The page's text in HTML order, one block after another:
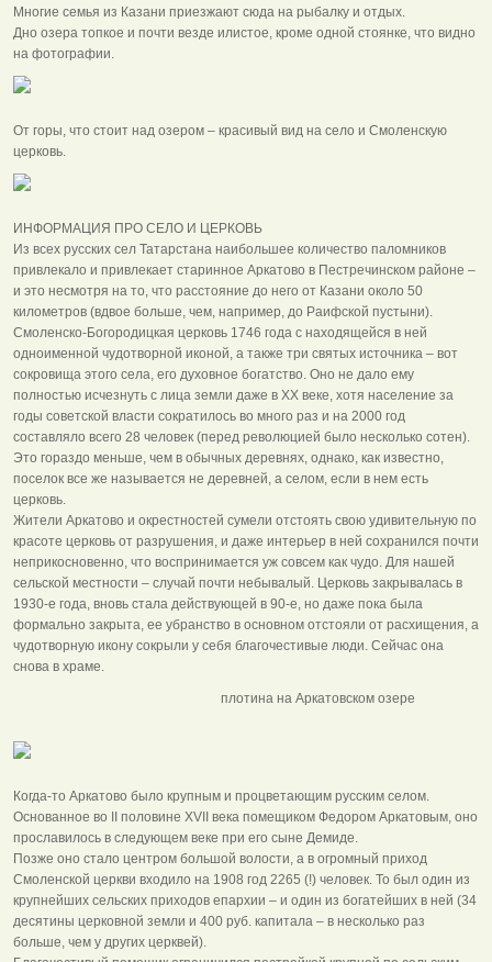
Многие семья из Казани приезжают сюда на рыбалку и отдых.
Дно озера топкое и почти везде илистое, кроме одной стоянке, что видно
на фотографии.
От горы, что стоит над озером – красивый вид на село и Смоленскую
церковь.
ИНФОРМАЦИЯ ПРО СЕЛО И ЦЕРКОВЬ
Из всех русских сел Татарстана наибольшее количество паломников
привлекало и привлекает старинное Аркатово в Пестречинском районе –
и это несмотря на то, что расстояние до него от Казани около 50
километров (вдвое больше, чем, например, до Раифской пустыни).
Смоленско-Богородицкая церковь 1746 года с находящейся в ней
одноименной чудотворной иконой, а также три святых источника – вот
сокровища этого села, его духовное богатство. Оно не дало ему
полностью исчезнуть с лица земли даже в ХХ веке, хотя население за
годы советской власти сократилось во много раз и на 2000 год
составляло всего 28 человек (перед революцией было несколько сотен).
Это гораздо меньше, чем в обычных деревнях, однако, как известно,
поселок все же называется не деревней, а селом, если в нем есть
церковь.
Жители Аркатово и окрестностей сумели отстоять свою удивительную по
красоте церковь от разрушения, и даже интерьер в ней сохранился почти
неприкосновенно, что воспринимается уж совсем как чудо. Для нашей
сельской местности – случай почти небывалый. Церковь закрывалась в
1930-е года, вновь стала действующей в 90-е, но даже пока была
формально закрыта, ее убранство в основном отстояли от расхищения, а
чудотворную икону сокрыли у себя благочестивые люди. Сейчас она
снова в храме.
плотина на Аркатовском озере
Когда-то Аркатово было крупным и процветающим русским селом.
Основанное во II половине XVII века помещиком Федором Аркатовым, оно
прославилось в следующем веке при его сыне Демиде.
Позже оно стало центром большой волости, а в огромный приход
Смоленской церкви входило на 1908 год 2265 (!) человек. То был один из
крупнейших сельских приходов епархии – и один из богатейших в ней (34
десятины церковной земли и 400 руб. капитала – в несколько раз
больше, чем у других церквей).